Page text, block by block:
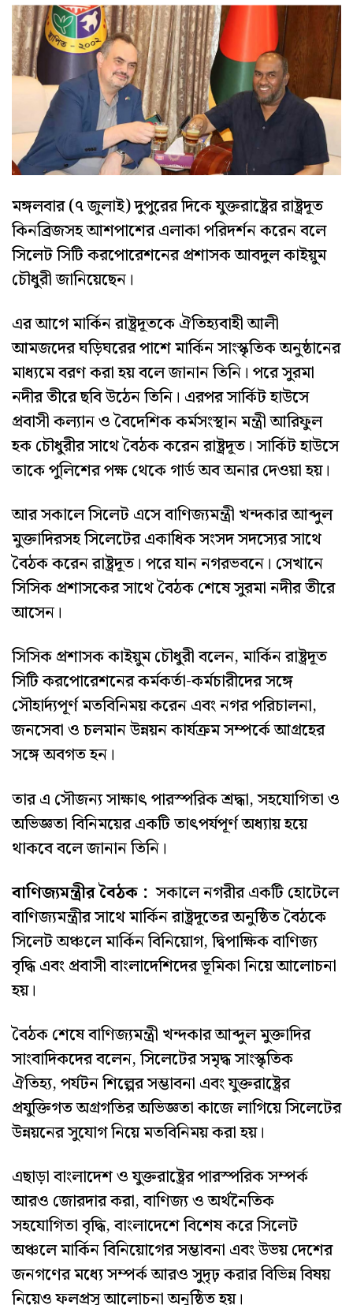
মঙ্গলবার (৭ জুলাই) দুপুরের দিকে যুক্তরাষ্ট্রের রাষ্ট্রদূত
কিনব্রিজসহ আশপাশের এলাকা পরিদর্শন করেন বলে
সিলেট সিটি করপোরেশনের প্রশাসক আবদুল কাইয়ুম
চৌধুরী জানিয়েছেন।
এর আগে মার্কিন রাষ্ট্রদূতকে ঐতিহ্যবাহী আলী
আমজদের ঘড়িঘরের পাশে মার্কিন সাংস্কৃতিক অনুষ্ঠানের
মাধ্যমে বরণ করা হয় বলে জানান তিনি। পরে সুরমা
নদীর তীরে ছবি উঠেন তিনি। এরপর সার্কিট হাউসে
প্রবাসী কল্যান ও বৈদেশিক কর্মসংস্থান মন্ত্রী আরিফুল
হক চৌধুরীর সাথে বৈঠক করেন রাষ্ট্রদূত। সার্কিট হাউসে
তাকে পুলিশের পক্ষ থেকে গার্ড অব অনার দেওয়া হয়।
আর সকালে সিলেট এসে বাণিজ্যমন্ত্রী খন্দকার আব্দুল
মুক্তাদিরসহ সিলেটের একাধিক সংসদ সদস্যের সাথে
বৈঠক করেন রাষ্ট্রদূত। পরে যান নগরভবনে। সেখানে
সিসিক প্রশাসকের সাথে বৈঠক শেষে সুরমা নদীর তীরে
আসেন।
সিসিক প্রশাসক কাইয়ুম চৌধুরী বলেন, মার্কিন রাষ্ট্রদূত
সিটি করপোরেশনের কর্মকর্তা-কর্মচারীদের সঙ্গে
সৌহার্দ্যপূর্ণ মতবিনিময় করেন এবং নগর পরিচালনা,
জনসেবা ও চলমান উন্নয়ন কার্যক্রম সম্পর্কে আগ্রহের
সঙ্গে অবগত হন।
তার এ সৌজন্য সাক্ষাৎ পারস্পরিক শ্রদ্ধা, সহযোগিতা ও
অভিজ্ঞতা বিনিময়ের একটি তাৎপর্যপূর্ণ অধ্যায় হয়ে
থাকবে বলে জানান তিনি।
বাণিজ্যমন্ত্রীর বৈঠক : সকালে নগরীর একটি হোটেলে
বাণিজ্যমন্ত্রীর সাথে মার্কিন রাষ্ট্রদূতের অনুষ্ঠিত বৈঠকে
সিলেট অঞ্চলে মার্কিন বিনিয়োগ, দ্বিপাক্ষিক বাণিজ্য
বৃদ্ধি এবং প্রবাসী বাংলাদেশিদের ভূমিকা নিয়ে আলোচনা
হয়।
বৈঠক শেষে বাণিজ্যমন্ত্রী খন্দকার আব্দুল মুক্তাদির
সাংবাদিকদের বলেন, সিলেটের সমৃদ্ধ সাংস্কৃতিক
ঐতিহ্য, পর্যটন শিল্পের সম্ভাবনা এবং যুক্তরাষ্ট্রের
প্রযুক্তিগত অগ্রগতির অভিজ্ঞতা কাজে লাগিয়ে সিলেটের
উন্নয়নের সুযোগ নিয়ে মতবিনিময় করা হয়।
এছাড়া বাংলাদেশ ও যুক্তরাষ্ট্রের পারস্পরিক সম্পর্ক
আরও জোরদার করা, বাণিজ্য ও অর্থনৈতিক
সহযোগিতা বৃদ্ধি, বাংলাদেশে বিশেষ করে সিলেট
অঞ্চলে মার্কিন বিনিয়োগের সম্ভাবনা এবং উভয় দেশের
জনগণের মধ্যে সম্পর্ক আরও সুদৃঢ় করার বিভিন্ন বিষয়
নিয়েও ফলপ্রসূ আলোচনা অনুষ্ঠিত হয়।